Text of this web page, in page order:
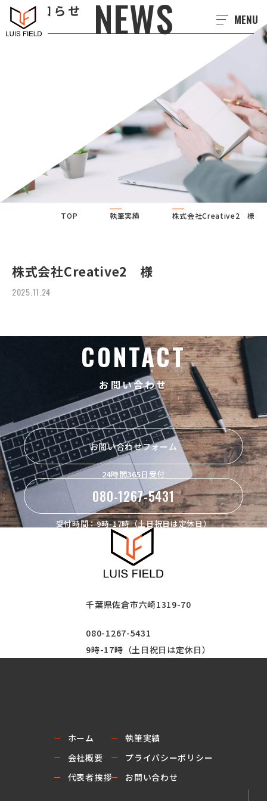
MENU
NEWS
お知らせ
TOP 執筆実績 株式会社Creative2 様
株式会社Creative2 様
2025.11.24
CONTACT
お問い合わせ
お問い合わせフォーム
24時間365日受付
080-1267-5431
受付時間：9時-17時（土日祝日は定休日）
千葉県佐倉市六崎1319-70
080-1267-5431
9時-17時（土日祝日は定休日）
ホーム
会社概要
代表者挨拶
執筆実績
プライバシーポリシー
お問い合わせ